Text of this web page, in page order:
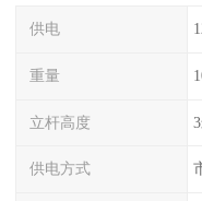
供电
重量
立杆高度
供电方式